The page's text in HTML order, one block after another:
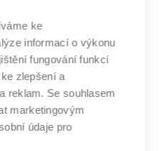
učení
technické
BRNĚ
ke
informací o výkonu
fungování funkcí
zlepšení a
reklam. Se souhlasem
marketingovým
údaje pro